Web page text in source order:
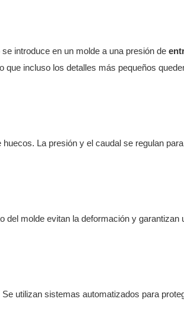
introduce en un molde a una presión de
que incluso los detalles más pequeños
La presión y el caudal se regulan para
del molde evitan la deformación y garantizan
utilizan sistemas automatizados para